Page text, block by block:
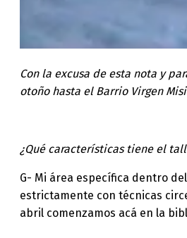
Con la excusa de esta nota y
otoño hasta el Barrio Virgen
¿Qué características tiene el
G- Mi área específica dentro
estrictamente con técnicas
abril comenzamos acá en la